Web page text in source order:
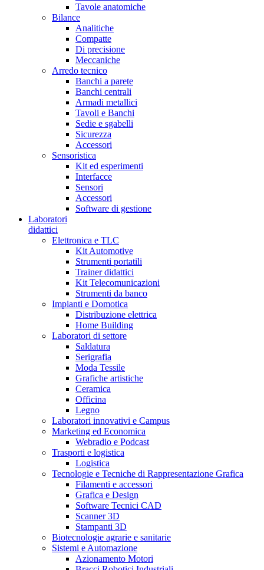
Tavole anatomiche
Bilance
Analitiche
Compatte
Di precisione
Meccaniche
Arredo tecnico
Banchi a parete
Banchi centrali
Armadi metallici
Tavoli e Banchi
Sedie e sgabelli
Sicurezza
Accessori
Sensoristica
Kit ed esperimenti
Interfacce
Sensori
Accessori
Software di gestione
Laboratori
didattici
Elettronica e TLC
Kit Automotive
Strumenti portatili
Trainer didattici
Kit Telecomunicazioni
Strumenti da banco
Impianti e Domotica
Distribuzione elettrica
Home Building
Laboratori di settore
Saldatura
Serigrafia
Moda Tessile
Grafiche artistiche
Ceramica
Officina
Legno
Laboratori innovativi e Campus
Marketing ed Economica
Webradio e Podcast
Trasporti e logistica
Logistica
Tecnologie e Tecniche di Rappresentazione Grafica
Filamenti e accessori
Grafica e Design
Software Tecnici CAD
Scanner 3D
Stampanti 3D
Biotecnologie agrarie e sanitarie
Sistemi e Automazione
Azionamento Motori